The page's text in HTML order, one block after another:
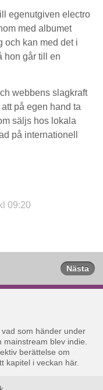
egenutgiven electro
med albumet
och kan med det i
hon går till en
webbens slagkraft
på egen hand ta
säljs hos lokala
på internationell
09:20
Nästa
som händer under
blev indie.
berättelse om
kapitel i veckan här.